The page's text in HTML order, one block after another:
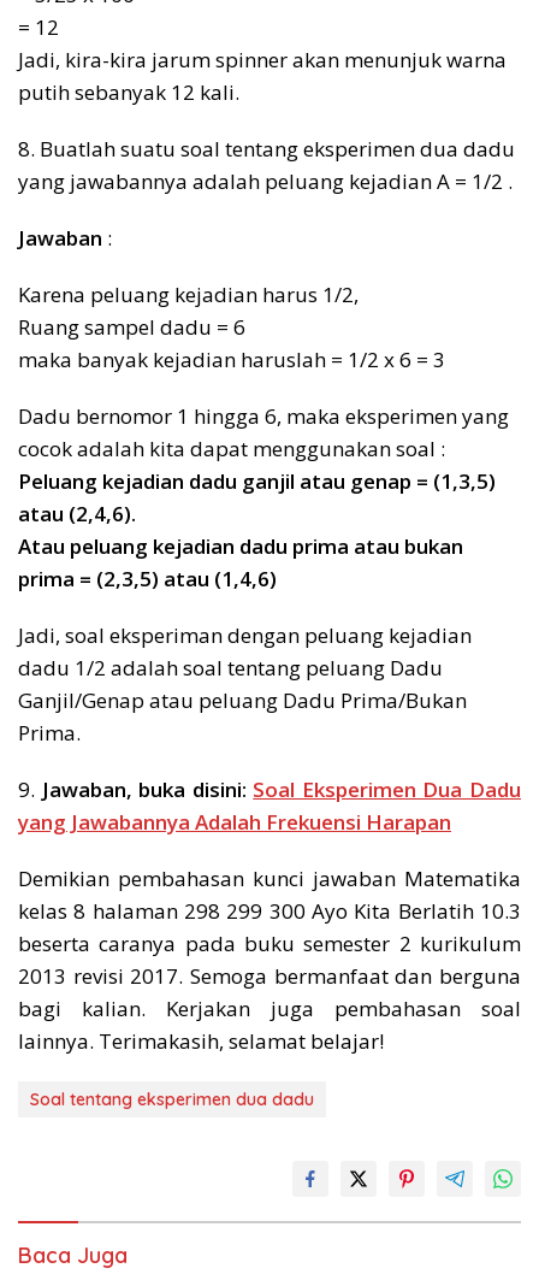
= 12
Jadi, kira-kira jarum spinner akan menunjuk warna
putih sebanyak 12 kali.
8. Buatlah suatu soal tentang eksperimen dua dadu
yang jawabannya adalah peluang kejadian A = 1/2 .
Jawaban :
Karena peluang kejadian harus 1/2,
Ruang sampel dadu = 6
maka banyak kejadian haruslah = 1/2 x 6 = 3
Dadu bernomor 1 hingga 6, maka eksperimen yang
cocok adalah kita dapat menggunakan soal :
Peluang kejadian dadu ganjil atau genap = (1,3,5)
atau (2,4,6).
Atau peluang kejadian dadu prima atau bukan
prima = (2,3,5) atau (1,4,6)
Jadi, soal eksperiman dengan peluang kejadian
dadu 1/2 adalah soal tentang peluang Dadu
Ganjil/Genap atau peluang Dadu Prima/Bukan
Prima.
9. Jawaban, buka disini: Soal Eksperimen Dua Dadu
yang Jawabannya Adalah Frekuensi Harapan
Demikian pembahasan kunci jawaban Matematika
kelas 8 halaman 298 299 300 Ayo Kita Berlatih 10.3
beserta caranya pada buku semester 2 kurikulum
2013 revisi 2017. Semoga bermanfaat dan berguna
bagi kalian. Kerjakan juga pembahasan soal
lainnya. Terimakasih, selamat belajar!
Soal tentang eksperimen dua dadu
Baca Juga